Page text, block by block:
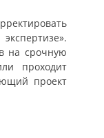
на срочную
проходит
проект